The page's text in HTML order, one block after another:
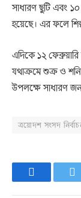
সাধারণ ছুটি এবং ১০
হয়েছে। এর ফলে
এদিকে ১২
যথাক্রমে শুক্র ও
উপলক্ষে সাধারণ
ত্রয়োদশ সংসদ
Facebook